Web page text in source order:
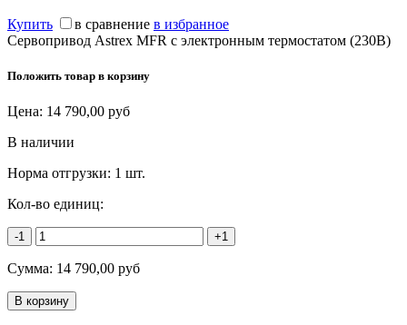
Купить в сравнение в избранное
Сервопривод Astrex MFR с электронным термостатом (230В)
Положить товар в корзину
Цена: 14 790,00 руб
В наличии
Норма отгрузки: 1 шт.
Кол-во единиц:
-1 +1
Сумма: 14 790,00 руб